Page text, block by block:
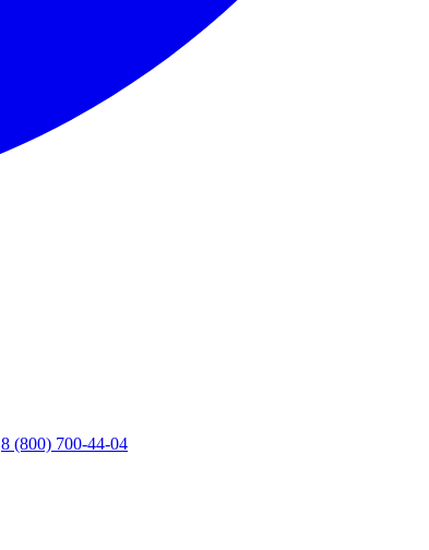
8 (800) 700-44-04